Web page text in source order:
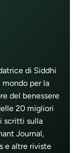
di Siddhi
per la
del benessere
20 migliori
scritti sulla
Journal,
e altre riviste